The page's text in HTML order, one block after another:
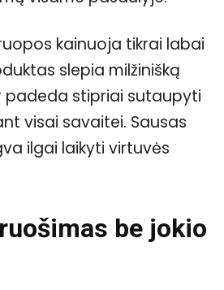
kainuoja tikrai labai
slepia milžinišką
padeda stipriai sutaupyti
visai savaitei. Sausas
ilgai laikyti virtuvės
be jokio